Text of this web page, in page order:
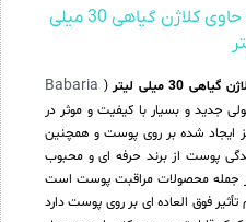
سرم پوست باباریا ضد چروک حاوی کلاژن گیاهی 30 میلی
میلی لیتر (
Babaria
جدید و بسیار با کیفیت و موثر در
شده بر روی پوست و همچنین
پوست از برند حرفه ای و محبوب
از جمله محصولات مراقبت پوست است
فوق العاده ای بر روی پوست دارد